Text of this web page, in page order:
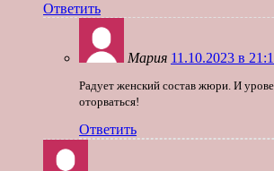
Ответить
Мария 11.10.2023 в
Радует женский состав жюри. И
оторваться!
Ответить